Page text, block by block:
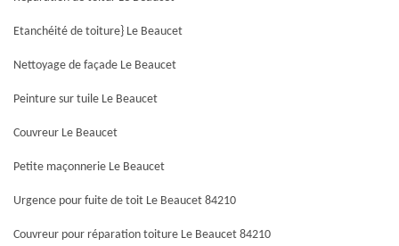
Etanchéité de toiture} Le Beaucet
Nettoyage de façade Le Beaucet
Peinture sur tuile Le Beaucet
Couvreur Le Beaucet
Petite maçonnerie Le Beaucet
Urgence pour fuite de toit Le Beaucet 84210
Couvreur pour réparation toiture Le Beaucet 84210